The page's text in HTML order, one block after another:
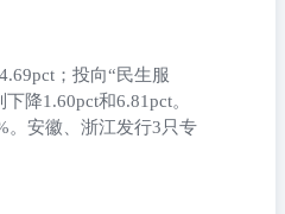
；投向“民生服
降1.60pct和6.81pct。
。安徽、浙江发行3只专